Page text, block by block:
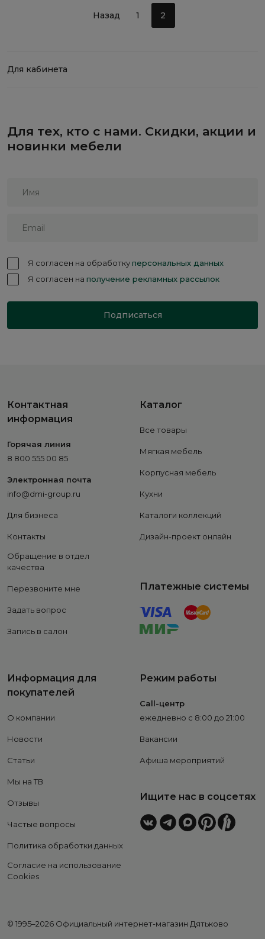
Назад 1 2
Для кабинета
Для тех, кто с нами. Скидки, акции и
новинки мебели
Я согласен на обработкуперсональных данных
Я согласен на получение рекламных рассылок
Подписаться
Контактная
информация
Горячая линия
8 800 555 00 85
Электронная почта
info@dmi-group.ru
Для бизнеса
Контакты
Обращение в отдел
качества
Перезвоните мне
Задать вопрос
Запись в салон
Каталог
Все товары
Мягкая мебель
Корпусная мебель
Кухни
Каталоги коллекций
Дизайн-проект онлайн
Платежные системы
Информация для
покупателей
О компании
Новости
Статьи
Мы на ТВ
Отзывы
Частые вопросы
Политика обработки данных
Согласие на использование
Cookies
Режим работы
Call-центр
ежедневно с 8:00 до 21:00
Вакансии
Афиша мероприятий
Ищите нас в соцсетях
© 1995–2026 Официальный интернет-магазин Дятьково